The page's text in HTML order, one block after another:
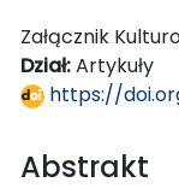
Załącznik
Dział:Artykuły
https://
Abstrakt